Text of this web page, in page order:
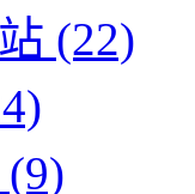
(22)
(9)